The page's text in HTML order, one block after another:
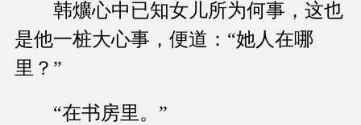
韩爌心中已知女儿所为何事，这也
是他一桩大心事，便道：“她人在哪
里？”
“在书房里。”